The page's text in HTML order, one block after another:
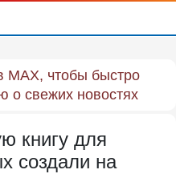
MAX, чтобы быстро
о свежих новостях
книгу для
создали на